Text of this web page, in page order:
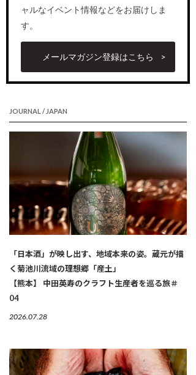
ャルなイベント情報などをお届けしま
す。
メールマガジン登録はこちら
JOURNAL / JAPAN
「日本酒」が映し出す、地域本来の姿。蔵元が描
く菊池川流域の理想郷「産土」
【熊本】 中田英寿のクラフト生産者を巡る旅＃
04
2026.07.28